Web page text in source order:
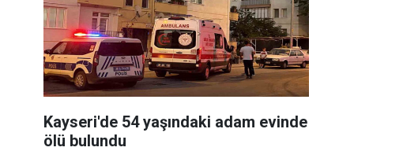
Kayseri'de 54 yaşındaki adam evinde
ölü bulundu